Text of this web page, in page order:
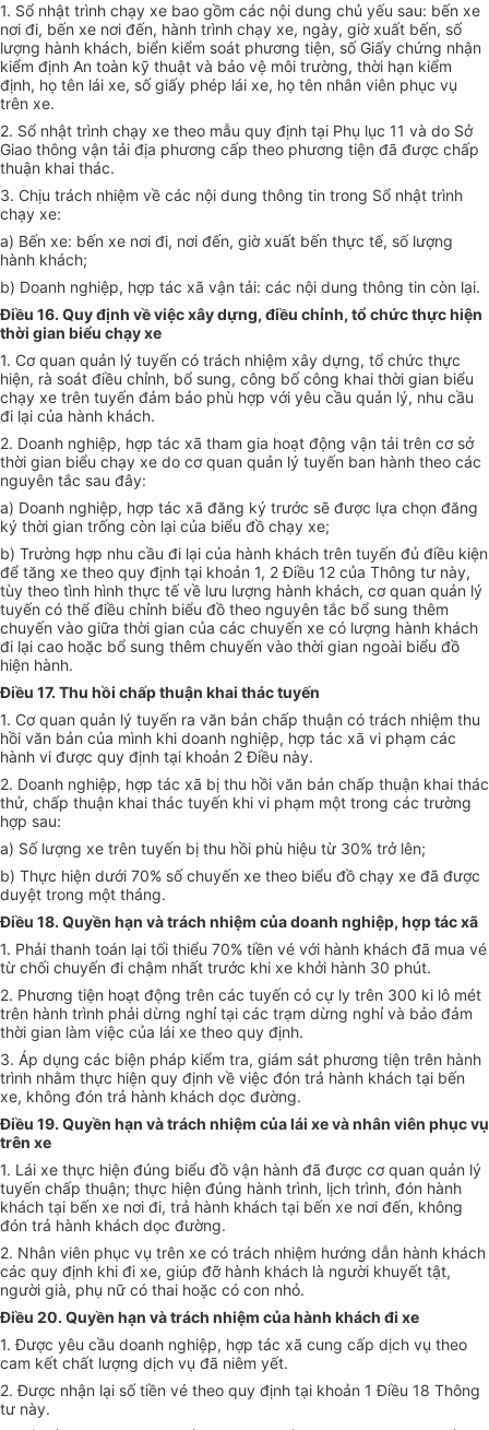
1. Sổ nhật trình chạy xe bao gồm các nội dung chủ yếu sau: bến xe
nơi đi, bến xe nơi đến, hành trình chạy xe, ngày, giờ xuất bến, số
lượng hành khách, biển kiểm soát phương tiện, số Giấy chứng nhận
kiểm định An toàn kỹ thuật và bảo vệ môi trường, thời hạn kiểm
định, họ tên lái xe, số giấy phép lái xe, họ tên nhân viên phục vụ
trên xe.
2. Sổ nhật trình chạy xe theo mẫu quy định tại Phụ lục 11 và do Sở
Giao thông vận tải địa phương cấp theo phương tiện đã được chấp
thuận khai thác.
3. Chịu trách nhiệm về các nội dung thông tin trong Sổ nhật trình
chạy xe:
a) Bến xe: bến xe nơi đi, nơi đến, giờ xuất bến thực tế, số lượng
hành khách;
b) Doanh nghiệp, hợp tác xã vận tải: các nội dung thông tin còn lại.
Điều 16. Quy định về việc xây dựng, điều chỉnh, tổ chức thực hiện
thời gian biểu chạy xe
1. Cơ quan quản lý tuyến có trách nhiệm xây dựng, tổ chức thực
hiện, rà soát điều chỉnh, bổ sung, công bố công khai thời gian biểu
chạy xe trên tuyến đảm bảo phù hợp với yêu cầu quản lý, nhu cầu
đi lại của hành khách.
2. Doanh nghiệp, hợp tác xã tham gia hoạt động vận tải trên cơ sở
thời gian biểu chạy xe do cơ quan quản lý tuyến ban hành theo các
nguyên tắc sau đây:
a) Doanh nghiệp, hợp tác xã đăng ký trước sẽ được lựa chọn đăng
ký thời gian trống còn lại của biểu đồ chạy xe;
b) Trường hợp nhu cầu đi lại của hành khách trên tuyến đủ điều kiện
để tăng xe theo quy định tại khoản 1, 2 Điều 12 của Thông tư này,
tùy theo tình hình thực tế về lưu lượng hành khách, cơ quan quản lý
tuyến có thể điều chỉnh biểu đồ theo nguyên tắc bổ sung thêm
chuyến vào giữa thời gian của các chuyến xe có lượng hành khách
đi lại cao hoặc bổ sung thêm chuyến vào thời gian ngoài biểu đồ
hiện hành.
Điều 17. Thu hồi chấp thuận khai thác tuyến
1. Cơ quan quản lý tuyến ra văn bản chấp thuận có trách nhiệm thu
hồi văn bản của mình khi doanh nghiệp, hợp tác xã vi phạm các
hành vi được quy định tại khoản 2 Điều này.
2. Doanh nghiệp, hợp tác xã bị thu hồi văn bản chấp thuận khai thác
thử, chấp thuận khai thác tuyến khi vi phạm một trong các trường
hợp sau:
a) Số lượng xe trên tuyến bị thu hồi phù hiệu từ 30% trở lên;
b) Thực hiện dưới 70% số chuyến xe theo biểu đồ chạy xe đã được
duyệt trong một tháng.
Điều 18. Quyền hạn và trách nhiệm của doanh nghiệp, hợp tác xã
1. Phải thanh toán lại tối thiểu 70% tiền vé với hành khách đã mua vé
từ chối chuyến đi chậm nhất trước khi xe khởi hành 30 phút.
2. Phương tiện hoạt động trên các tuyến có cự ly trên 300 ki lô mét
trên hành trình phải dừng nghỉ tại các trạm dừng nghỉ và bảo đảm
thời gian làm việc của lái xe theo quy định.
3. Áp dụng các biện pháp kiểm tra, giám sát phương tiện trên hành
trình nhằm thực hiện quy định về việc đón trả hành khách tại bến
xe, không đón trả hành khách dọc đường.
Điều 19. Quyền hạn và trách nhiệm của lái xe và nhân viên phục vụ
trên xe
1. Lái xe thực hiện đúng biểu đồ vận hành đã được cơ quan quản lý
tuyến chấp thuận; thực hiện đúng hành trình, lịch trình, đón hành
khách tại bến xe nơi đi, trả hành khách tại bến xe nơi đến, không
đón trả hành khách dọc đường.
2. Nhân viên phục vụ trên xe có trách nhiệm hướng dẫn hành khách
các quy định khi đi xe, giúp đỡ hành khách là người khuyết tật,
người già, phụ nữ có thai hoặc có con nhỏ.
Điều 20. Quyền hạn và trách nhiệm của hành khách đi xe
1. Được yêu cầu doanh nghiệp, hợp tác xã cung cấp dịch vụ theo
cam kết chất lượng dịch vụ đã niêm yết.
2. Được nhận lại số tiền vé theo quy định tại khoản 1 Điều 18 Thông
tư này.